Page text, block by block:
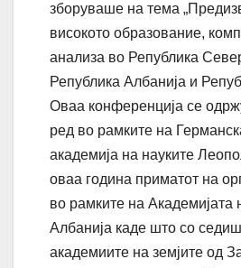
зборуваше на тема
високото образование,
анализа во Република
Република Албанија и
Оваа конференција се
ред во рамките на
академија на науките
оваа година приматот на
во рамките на Академијата
Албанија каде што со
академиите на земјите од